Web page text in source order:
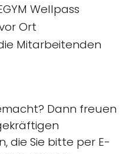
Wellpass
Ort
Mitarbeitenden
Dann freuen
die Sie bitte per E-